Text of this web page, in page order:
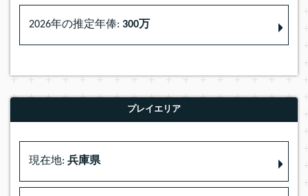
2026年の推定年俸: 300万
プレイエリア
現在地: 兵庫県